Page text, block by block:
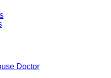
Doctor